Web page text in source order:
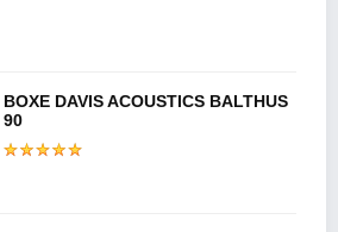
BOXE DAVIS ACOUSTICS BALTHUS
90